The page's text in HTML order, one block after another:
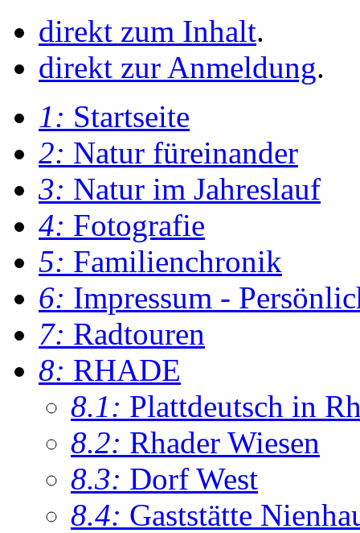
direkt zum Inhalt.
direkt zur Anmeldung.
1: Startseite
2: Natur füreinander
3: Natur im Jahreslauf
4: Fotografie
5: Familienchronik
6: Impressum -
7: Radtouren
8: RHADE
8.1: Plattdeutsch in
8.2: Rhader Wiesen
8.3: Dorf West
8.4: Gaststätte